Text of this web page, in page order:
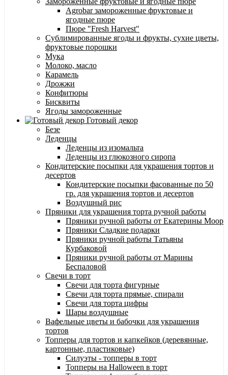
Agrobar замороженные фруктовые и
ягодные пюре
Пюре "Fresh Harvest"
Сублимированные ягоды и фрукты, сухие цветы,
фруктовые порошки
Мука
Молоко, масло
Карамель
Дрожжи
Конфитюры
Бисквиты
Ягоды замороженные
Готовый декор
Безе
Леденцы
Леденцы из изомальта
Леденцы из глюкозного сиропа
Кондитерские посыпки для украшения тортов и
десертов
Кондитерские посыпки фасованные по 50
гр. для украшения тортов и десертов
Воздушный рис
Пряники для украшения торта ручной работы
Пряники ручной работы от Екатерины Моор
Пряники Сладкие подарки
Пряники ручной работы Татьяны
Курбаковой
Пряники ручной работы от Марины
Беспаловой
Свечи в торт
Свечи для торта фигурные
Свечи для торта прямые, спирали
Свечи для торта цифры
Шары воздушные
Вафельные цветы и бабочки для украшения
тортов
Топперы для тортов и капкейков (деревянные,
картонные, пластиковые)
Силуэты - топперы в торт
Топперы на Halloween в торт